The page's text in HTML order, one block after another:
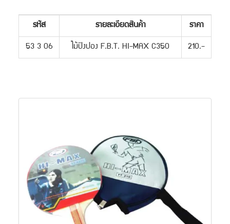
รหัส รายละเอียดสินค้า ราคา
53 3 06 ไม้ปิงปอง F.B.T. HI-MAX C350 210.-